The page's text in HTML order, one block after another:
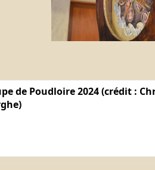
de Poudloire 2024 (crédit :